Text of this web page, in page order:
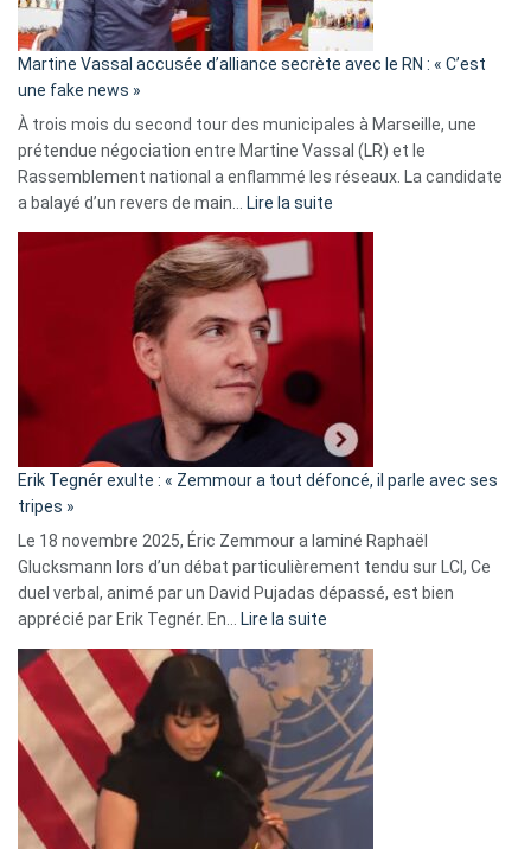
Algérie
Martine Vassal accusée d’alliance secrète avec le RN : « C’est
une fake news »
À trois mois du second tour des municipales à Marseille, une
prétendue négociation entre Martine Vassal (LR) et le
Rassemblement national a enflammé les réseaux. La candidate
a balayé d’un revers de main…
Lire la suite
d’alliance
secrète
«
C’est
fake
news
»
Erik Tegnér exulte : « Zemmour a tout défoncé, il parle avec ses
tripes »
Le 18 novembre 2025, Éric Zemmour a laminé Raphaël
Glucksmann lors d’un débat particulièrement tendu sur LCI, Ce
duel verbal, animé par un David Pujadas dépassé, est bien
apprécié par Erik Tegnér. En…
Lire la suite
Tegnér
exulte
« Zemmour
a
tout